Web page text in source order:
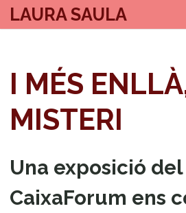
LAURA SAULA
I MÉS
MISTERI
Una exposició del
CaixaForum ens